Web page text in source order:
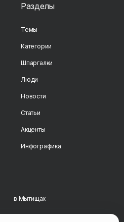
Разделы
Темы
Категории
Шпаргалки
Люди
Новости
Статьи
Акценты
Инфографика
в Мытищах